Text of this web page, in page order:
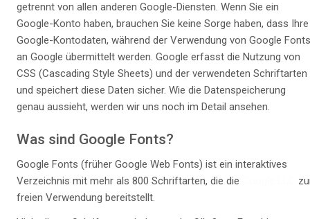
getrennt von allen anderen Google-Diensten. Wenn Sie ein
Google-Konto haben, brauchen Sie keine Sorge haben, dass Ihre
Google-Kontodaten, während der Verwendung von Google
an Google übermittelt werden. Google erfasst die Nutzung von
CSS (Cascading Style Sheets) und der verwendeten Schriftarten
und speichert diese Daten sicher. Wie die Datenspeicherung
genau aussieht, werden wir uns noch im Detail ansehen.
Was sind Google Fonts?
Google Fonts (früher Google Web Fonts) ist ein interaktives
Verzeichnis mit mehr als 800 Schriftarten, die die
freien Verwendung bereitstellt.